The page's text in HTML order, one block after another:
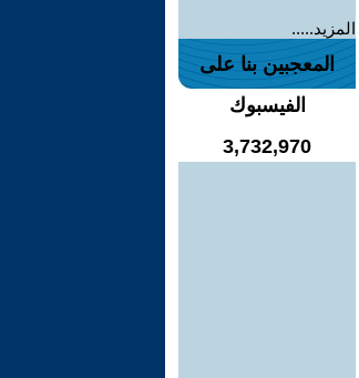
المزيد.....
المعجبين بنا على
الفيسبوك
3,732,970